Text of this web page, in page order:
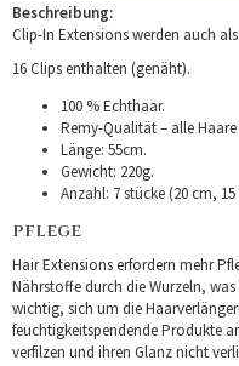
Beschreibung:
Clip-In Extensions werden auch
16 Clips enthalten (genäht).
100 % Echthaar.
Remy-Qualität – alle
Länge: 55cm.
Gewicht: 220g.
Anzahl: 7 stücke (20 cm,
PFLEGE
Hair Extensions erfordern mehr
Nährstoffe durch die Wurzeln,
wichtig, sich um die
feuchtigkeitspendende Produkte
verfilzen und ihren Glanz nicht